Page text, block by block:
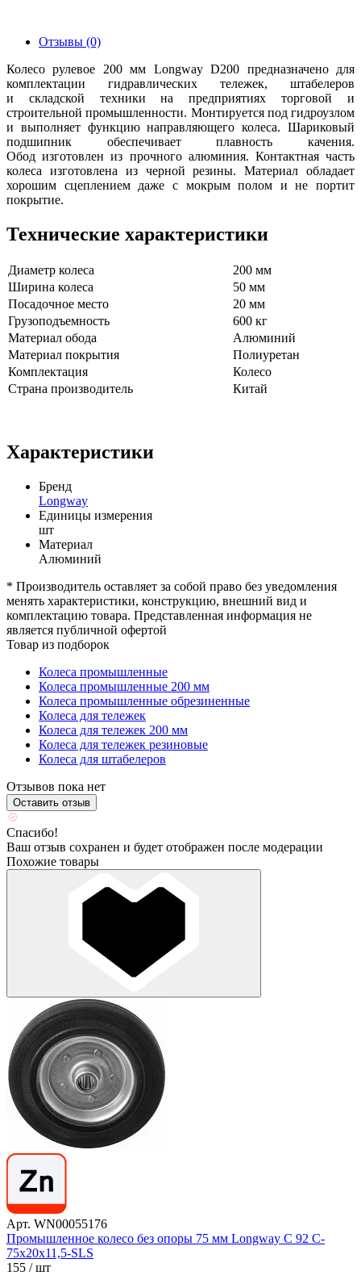
Отзывы (0)
Колесо рулевое 200 мм Longway D200 предназначено для
комплектации гидравлических тележек, штабелеров
и складской техники на предприятиях торговой и
строительной промышленности. Монтируется под гидроузлом
и выполняет функцию направляющего колеса. Шариковый
подшипник обеспечивает плавность качения.
Обод изготовлен из прочного алюминия. Контактная часть
колеса изготовлена из черной резины. Материал обладает
хорошим сцеплением даже с мокрым полом и не портит
покрытие.
Технические характеристики
Диаметр колеса
200 мм
Ширина колеса
50 мм
Посадочное место
20 мм
Грузоподъемность
600 кг
Материал обода
Алюминий
Материал покрытия
Полиуретан
Комплектация
Колесо
Страна производитель
Китай
Характеристики
Бренд
Longway
Единицы измерения
шт
Материал
Алюминий
* Производитель оставляет за собой право без уведомления
менять характеристики, конструкцию, внешний вид и
комплектацию товара. Представленная информация не
является публичной офертой
Товар из подборок
Колеса промышленные
Колеса промышленные 200 мм
Колеса промышленные обрезиненные
Колеса для тележек
Колеса для тележек 200 мм
Колеса для тележек резиновые
Колеса для штабелеров
Отзывов пока нет
Оставить отзыв
Спасибо!
Ваш отзыв сохранен и будет отображен после модерации
Похожие товары
Арт. WN00055176
Промышленное колесо без опоры 75 мм Longway С 92 C-
75х20х11,5-SLS
155 / шт